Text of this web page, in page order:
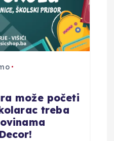
može početi
treba